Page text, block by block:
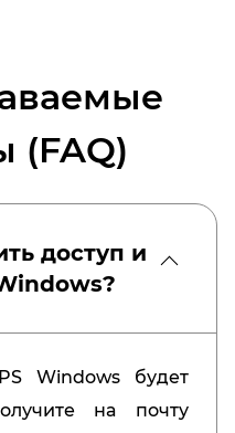
(FAQ)
доступ и
Windows будет
на почту